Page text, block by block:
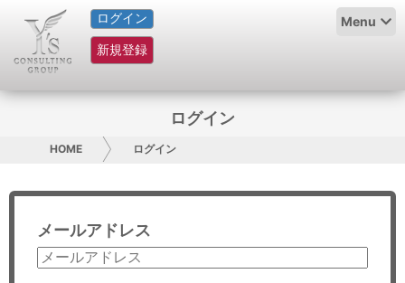
ログイン
新規登録
Menu
HOME
サービス紹介
グループ概要
採用情報
お問い合わせ
ログイン
HOME ログイン
メールアドレス